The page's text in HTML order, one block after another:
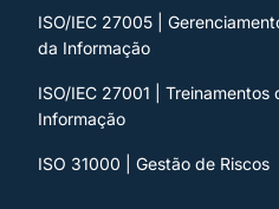
ISO/IEC 27005 |
da Informação
ISO/IEC 27001 | Treinamentos
Informação
ISO 31000 | Gestão de Riscos